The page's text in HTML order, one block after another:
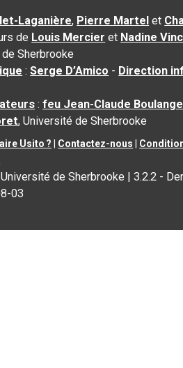
Laganière, Pierre Martel et
de Louis Mercier et Nadine
Sherbrooke
:Serge D’Amico - Direction
:feu Jean-Claude
, Université de Sherbrooke
Usito ? Contactez-nous
Université de Sherbrooke |3.2.2 -
03